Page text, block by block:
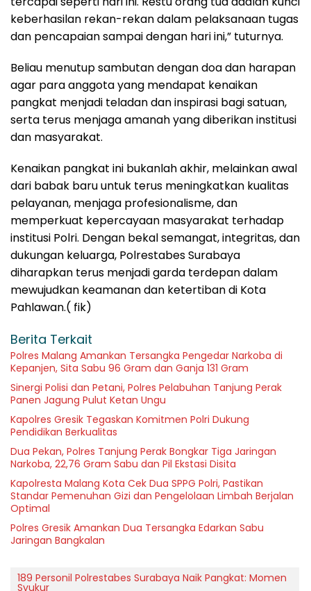
keberhasilan rekan-rekan dalam pelaksanaan tugas
dan pencapaian sampai dengan hari ini,” tuturnya.
Beliau menutup sambutan dengan doa dan harapan
agar para anggota yang mendapat kenaikan
pangkat menjadi teladan dan inspirasi bagi satuan,
serta terus menjaga amanah yang diberikan institusi
dan masyarakat.
Kenaikan pangkat ini bukanlah akhir, melainkan awal
dari babak baru untuk terus meningkatkan kualitas
pelayanan, menjaga profesionalisme, dan
memperkuat kepercayaan masyarakat terhadap
institusi Polri. Dengan bekal semangat, integritas, dan
dukungan keluarga, Polrestabes Surabaya
diharapkan terus menjadi garda terdepan dalam
mewujudkan keamanan dan ketertiban di Kota
Pahlawan.( fik)
Berita Terkait
Polres Malang Amankan Tersangka Pengedar Narkoba di
Kepanjen, Sita Sabu 96 Gram dan Ganja 131 Gram
Sinergi Polisi dan Petani, Polres Pelabuhan Tanjung Perak
Panen Jagung Pulut Ketan Ungu
Kapolres Gresik Tegaskan Komitmen Polri Dukung
Pendidikan Berkualitas
Dua Pekan, Polres Tanjung Perak Bongkar Tiga Jaringan
Narkoba, 22,76 Gram Sabu dan Pil Ekstasi Disita
Kapolresta Malang Kota Cek Dua SPPG Polri, Pastikan
Standar Pemenuhan Gizi dan Pengelolaan Limbah Berjalan
Optimal
Polres Gresik Amankan Dua Tersangka Edarkan Sabu
Jaringan Bangkalan
189 Personil Polrestabes Surabaya Naik Pangkat: Momen
Syukur